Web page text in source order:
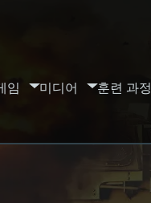
임 미디어 훈련 과정